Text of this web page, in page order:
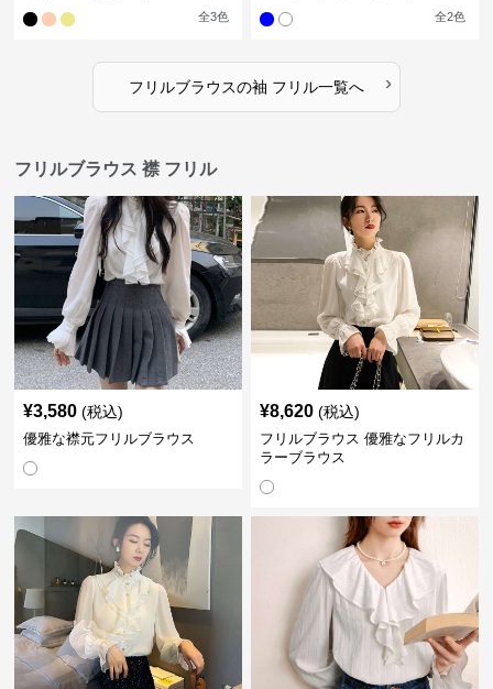
全3色 全2色
フリルブラウスの袖 フリル一覧へ ›
フリルブラウス 襟 フリル
¥3,580 (税込)
優雅な襟元フリルブラウス
¥8,620 (税込)
フリルブラウス 優雅なフリルカ
ラーブラウス